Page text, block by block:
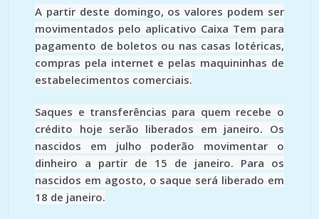
A partir deste domingo, os valores podem ser
movimentados pelo aplicativo Caixa Tem para
pagamento de boletos ou nas casas lotéricas,
compras pela internet e pelas maquininhas de
estabelecimentos comerciais.
Saques e transferências para quem recebe o
crédito hoje serão liberados em janeiro. Os
nascidos em julho poderão movimentar o
dinheiro a partir de 15 de janeiro. Para os
nascidos em agosto, o saque será liberado em
18 de janeiro.